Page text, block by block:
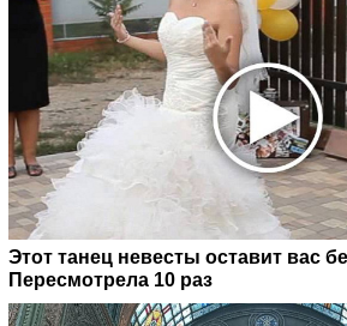
Этот танец невесты оставит вас
Пересмотрела 10 раз